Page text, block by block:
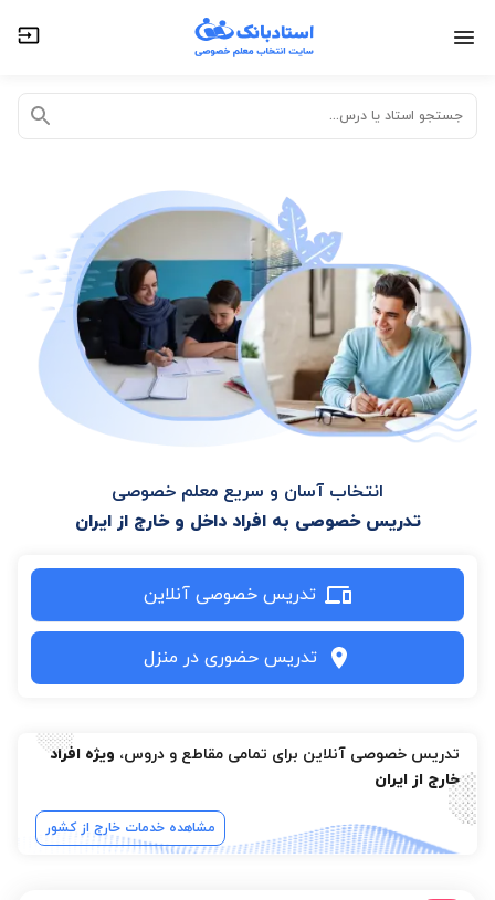
جستجو استاد یا درس...
انتخاب آسان و سریع معلم خصوصی
تدریس خصوصی به افراد داخل و خارج از ایران
تدریس خصوصی آنلاین
تدریس حضوری در منزل
تدریس خصوصی آنلاین برای تمامی مقاطع و دروس، ویژه افراد
خارج از ایران
مشاهده خدمات خارج از کشور
تدریس خصوصی آنلاین